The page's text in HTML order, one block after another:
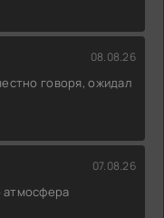
08.08.26
говоря, ожидал
07.08.26
атмосфера